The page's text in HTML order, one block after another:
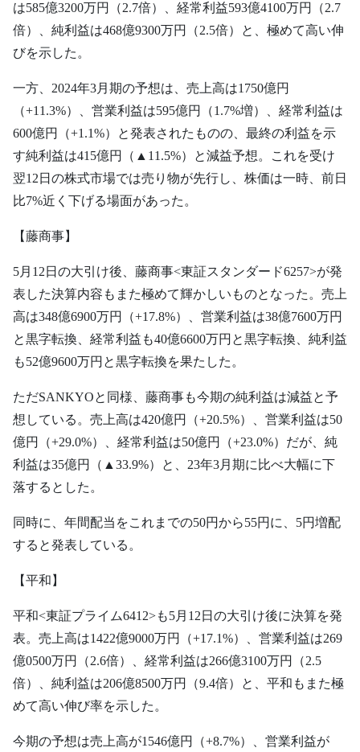
は585億3200万円（2.7倍）、経常利益593億4100万円（2.7
倍）、純利益は468億9300万円（2.5倍）と、極めて高い伸
びを示した。
一方、2024年3月期の予想は、売上高は1750億円
（+11.3%）、営業利益は595億円（1.7%増）、経常利益は
600億円（+1.1%）と発表されたものの、最終の利益を示
す純利益は415億円（▲11.5%）と減益予想。これを受け
翌12日の株式市場では売り物が先行し、株価は一時、前日
比7%近く下げる場面があった。
【藤商事】
5月12日の大引け後、藤商事<東証スタンダード6257>が発
表した決算内容もまた極めて輝かしいものとなった。売上
高は348億6900万円（+17.8%）、営業利益は38億7600万円
と黒字転換、経常利益も40億6600万円と黒字転換、純利益
も52億9600万円と黒字転換を果たした。
ただSANKYOと同様、藤商事も今期の純利益は減益と予
想している。売上高は420億円（+20.5%）、営業利益は50
億円（+29.0%）、経常利益は50億円（+23.0%）だが、純
利益は35億円（▲33.9%）と、23年3月期に比べ大幅に下
落するとした。
同時に、年間配当をこれまでの50円から55円に、5円増配
すると発表している。
【平和】
平和<東証プライム6412>も5月12日の大引け後に決算を発
表。売上高は1422億9000万円（+17.1%）、営業利益は269
億0500万円（2.6倍）、経常利益は266億3100万円（2.5
倍）、純利益は206億8500万円（9.4倍）と、平和もまた極
めて高い伸び率を示した。
今期の予想は売上高が1546億円（+8.7%）、営業利益が